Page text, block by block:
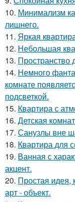
10. Минимализм
лишнего.
11. Яркая
12. Небольшая
13. Пространство
14. Немного
комнате
подсветкой.
15. Квартира с
16. Детская
17. Санузлы вне
18. Квартира для
19. Ванная с
акцент.
20. Простая идея,
арт - объект.